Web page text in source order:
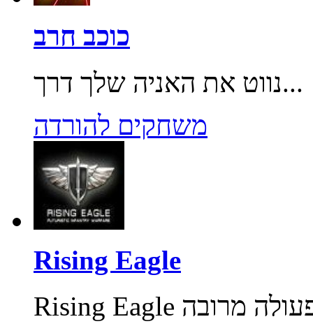
כוכב חרב
נווט את האניה שלך דרך...
משחקים להורדה
Rising Eagle